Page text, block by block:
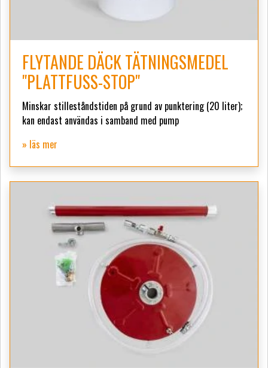
FLYTANDE DÄCK TÄTNINGSMEDEL
"PLATTFUSS-STOP"
Minskar stilleståndstiden på grund av punktering (20 liter);
kan endast användas i samband med pump
» läs mer